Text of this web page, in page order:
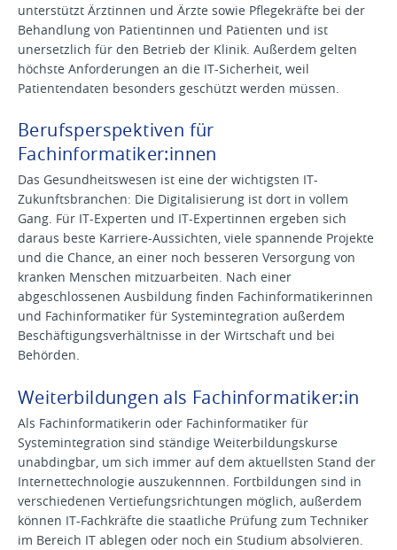
unterstützt Ärztinnen und Ärzte sowie Pflegekräfte bei der
Behandlung von Patientinnen und Patienten und ist
unersetzlich für den Betrieb der Klinik. Außerdem gelten
höchste Anforderungen an die IT-Sicherheit, weil
Patientendaten besonders geschützt werden müssen.
Berufsperspektiven für
Fachinformatiker:innen
Das Gesundheitswesen ist eine der wichtigsten IT-
Zukunftsbranchen: Die Digitalisierung ist dort in vollem
Gang. Für IT-Experten und IT-Expertinnen ergeben sich
daraus beste Karriere-Aussichten, viele spannende Projekte
und die Chance, an einer noch besseren Versorgung von
kranken Menschen mitzuarbeiten. Nach einer
abgeschlossenen Ausbildung finden Fachinformatikerinnen
und Fachinformatiker für Systemintegration außerdem
Beschäftigungsverhältnisse in der Wirtschaft und bei
Behörden.
Weiterbildungen als Fachinformatiker:in
Als Fachinformatikerin oder Fachinformatiker für
Systemintegration sind ständige Weiterbildungskurse
unabdingbar, um sich immer auf dem aktuellsten Stand der
Internettechnologie auszukennnen. Fortbildungen sind in
verschiedenen Vertiefungsrichtungen möglich, außerdem
können IT-Fachkräfte die staatliche Prüfung zum Techniker
im Bereich IT ablegen oder noch ein Studium absolvieren.